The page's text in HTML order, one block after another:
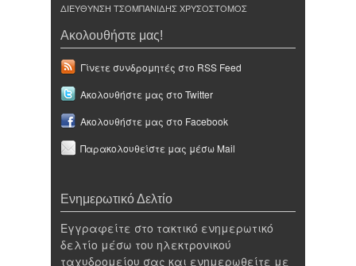
ΔΙΕΥΘΥΝΣΗ ΤΣΟΜΠΑΝΙΔΗΣ ΧΡΥΣΟΣΤΟΜΟΣ
Ακολουθήστε μας!
Γίνετε συνδρομητές στο RSS Feed
Ακολουθήστε μας στο Twitter
Ακολουθήστε μας στο Facebook
Παρακολουθείστε μας μέσω Mail
Ενημερωτικό Δελτίο
Εγγραφείτε στο τακτικό ενημερωτικό
δελτίο μέσω του ηλεκτρονικού
ταχυδρομείου σας και ενημερωθείτε με